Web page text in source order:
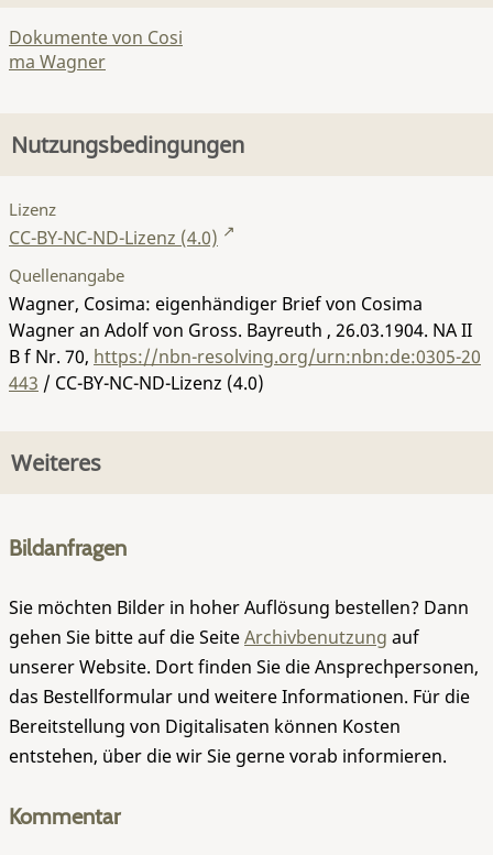
Dokumente von Cosi
ma Wagner
Nutzungsbedingungen
Lizenz
CC-BY-NC-ND-Lizenz (4.0)
Quellenangabe
Wagner, Cosima: eigenhändiger Brief von Cosima
Wagner an Adolf von Gross. Bayreuth , 26.03.1904. NA II
B f Nr. 70, https://nbn-resolving.org/urn:nbn:de:0305-20
443 / CC-BY-NC-ND-Lizenz (4.0)
Weiteres
Bildanfragen
Sie möchten Bilder in hoher Auflösung bestellen? Dann
gehen Sie bitte auf die SeiteArchivbenutzung auf
unserer Website. Dort finden Sie die Ansprechpersonen,
das Bestellformular und weitere Informationen. Für die
Bereitstellung von Digitalisaten können Kosten
entstehen, über die wir Sie gerne vorab informieren.
Kommentar